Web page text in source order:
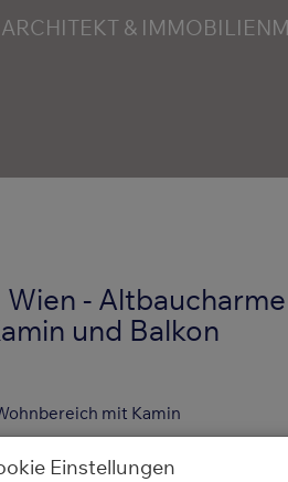
-
und Balkon
Einstellungen